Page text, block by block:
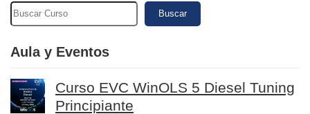
Buscar
Aula y Eventos
Curso EVC WinOLS 5 Diesel Tuning
Principiante